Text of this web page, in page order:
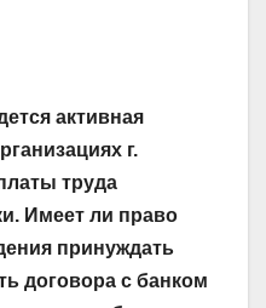
активная
г.
труда
Имеет ли право
принуждать
договора с банком